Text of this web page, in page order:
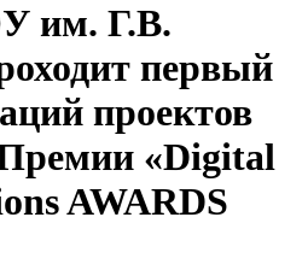
им. Г.В.
первый
проектов
«Digital
AWARDS